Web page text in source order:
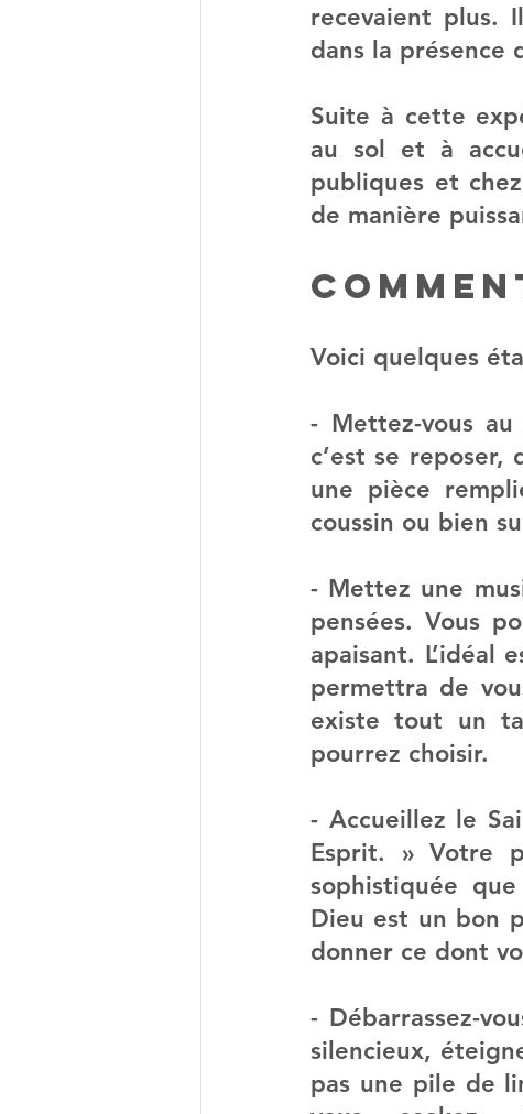
recevaient plus.
dans la présence
Suite à cette
au sol et à
publiques et
de manière
Voici quelques
- Mettez-vous
c’est se reposer,
une pièce
coussin ou bien
- Mettez une
pensées. Vous
apaisant. L’idéal
permettra de
existe tout un
pourrez choisir.
- Accueillez le
Esprit. » Votre
sophistiquée
Dieu est un bon
donner ce dont
- Débarrassez-
silencieux,
pas une pile de